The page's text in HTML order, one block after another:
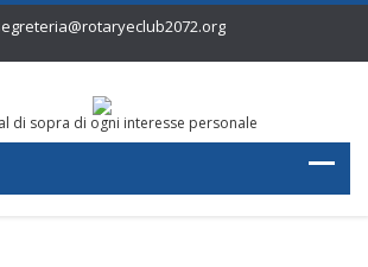
di sopra di ogni interesse personale